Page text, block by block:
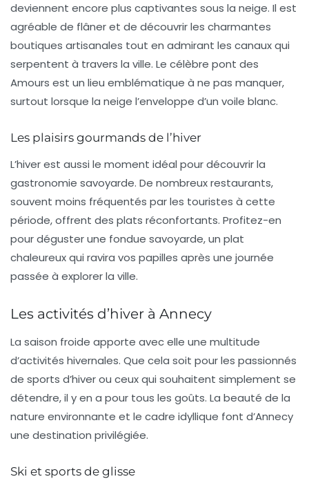
deviennent encore plus captivantes sous la neige. Il est
agréable de flâner et de découvrir les charmantes
boutiques artisanales tout en admirant les canaux qui
serpentent à travers la ville. Le célèbre pont des
Amours est un lieu emblématique à ne pas manquer,
surtout lorsque la neige l’enveloppe d’un voile blanc.
Les plaisirs gourmands de l’hiver
L’hiver est aussi le moment idéal pour découvrir la
gastronomie savoyarde. De nombreux restaurants,
souvent moins fréquentés par les touristes à cette
période, offrent des plats réconfortants. Profitez-en
pour déguster une fondue savoyarde, un plat
chaleureux qui ravira vos papilles après une journée
passée à explorer la ville.
Les activités d’hiver à Annecy
La saison froide apporte avec elle une multitude
d’activités hivernales. Que cela soit pour les passionnés
de sports d’hiver ou ceux qui souhaitent simplement se
détendre, il y en a pour tous les goûts. La beauté de la
nature environnante et le cadre idyllique font d’Annecy
une destination privilégiée.
Ski et sports de glisse